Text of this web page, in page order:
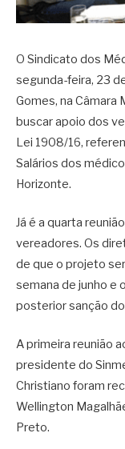
O Sindicato dos
segunda-feira, 23
Gomes, na Câmara
buscar apoio dos
Lei 1908/16,
Salários dos
Horizonte.
Já é a quarta
vereadores. Os
de que o projeto
semana de junho e
posterior sanção
A primeira reunião
presidente do
Christiano foram
Wellington
Preto.